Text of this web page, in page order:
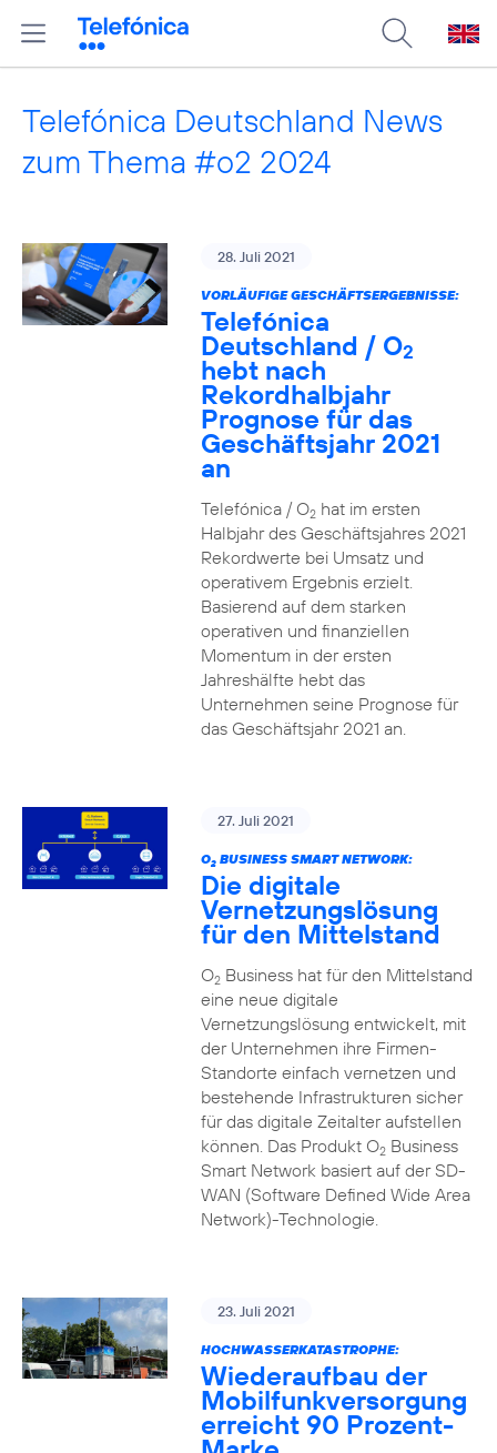
Telefónica Deutschland News
zum Thema #o2 2024
28. Juli 2021
VORLÄUFIGE GESCHÄFTSERGEBNISSE:
Telefónica
Deutschland / O2
hebt nach
Rekordhalbjahr
Prognose für das
Geschäftsjahr 2021
an
Telefónica / O2hat im ersten
Halbjahr des Geschäftsjahres 2021
Rekordwerte bei Umsatz und
operativem Ergebnis erzielt.
Basierend auf dem starken
operativen und finanziellen
Momentum in der ersten
Jahreshälfte hebt das
Unternehmen seine Prognose für
das Geschäftsjahr 2021 an.
27. Juli 2021
O2BUSINESS SMART NETWORK:
Die digitale
Vernetzungslösung
für den Mittelstand
O2Business hat für den Mittelstand
eine neue digitale
Vernetzungslösung entwickelt, mit
der Unternehmen ihre Firmen-
Standorte einfach vernetzen und
bestehende Infrastrukturen sicher
für das digitale Zeitalter aufstellen
können. Das Produkt O2Business
Smart Network basiert auf der SD-
WAN (Software Defined Wide Area
Network)-Technologie.
23. Juli 2021
HOCHWASSERKATASTROPHE:
Wiederaufbau der
Mobilfunkversorgung
erreicht 90 Prozent-